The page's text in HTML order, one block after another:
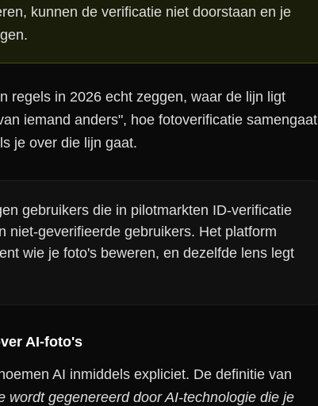
kunnen de verificatie niet doorstaan en je
regels in 2026 echt zeggen, waar de lijn ligt
iemand anders", hoe fotoverificatie samengaat
je over die lijn gaat.
gebruikers die in pilotmarkten ID-verificatie
niet-geverifieerde gebruikers. Het platform
wie je foto's beweren, en dezelfde lens legt
AI-foto's
AI inmiddels expliciet. De definitie van
wordt gegenereerd door AI-technologie die je